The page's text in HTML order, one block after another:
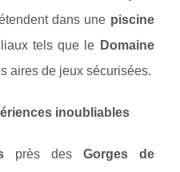
dans une piscine
tels que le Domaine
aires de jeux sécurisées.
inoubliables
près des Gorges de